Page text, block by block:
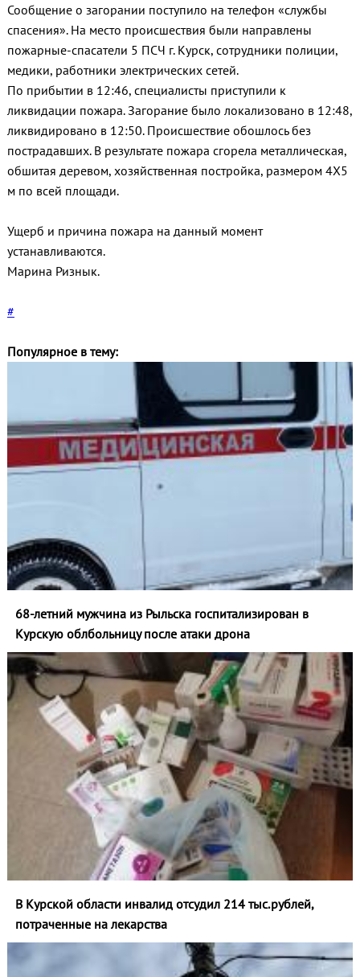
Сообщение о загорании поступило на телефон «службы
спасения». На место происшествия были направлены
пожарные-спасатели 5 ПСЧ г. Курск, сотрудники полиции,
медики, работники электрических сетей.
По прибытии в 12:46, специалисты приступили к
ликвидации пожара. Загорание было локализовано в 12:48,
ликвидировано в 12:50. Происшествие обошлось без
пострадавших. В результате пожара сгорела металлическая,
обшитая деревом, хозяйственная постройка, размером 4Х5
м по всей площади.
Ущерб и причина пожара на данный момент
устанавливаются.
Марина Ризнык.
#
Популярное в тему:
68-летний мужчина из Рыльска госпитализирован в
Курскую облбольницу после атаки дрона
В Курской области инвалид отсудил 214 тыс.рублей,
потраченные на лекарства